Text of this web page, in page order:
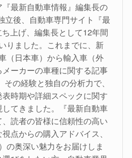
最新自動車情報』編集長の
立後、自動車専門サイト『最
上げ、編集長として12年間
りました。これまでに、新
（日本車）から輸入車（外
ーカーの車種に関する記事
の経験と独自の分析力で、
時期や詳細スペックに関す
てきました。『最新自動車
読者の皆様に信頼性の高い
点からの購入アドバイス、
の奥深い魅力をお届けしま